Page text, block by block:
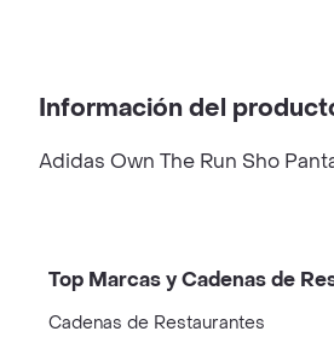
Información del
Adidas Own The Run Sho
Top Marcas y Cadenas de
Cadenas de Restaurantes